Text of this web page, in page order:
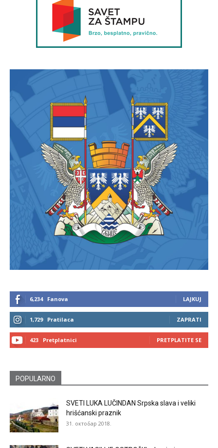
6,234 Fanova LAJKUJ
1,729 Pratilaca ZAPRATI
423 Pretplatnici PRETPLATITE SE
POPULARNO
SVETI LUKA LUČINDAN Srpska slava i veliki
hrišćanski praznik
31. октобар 2018.